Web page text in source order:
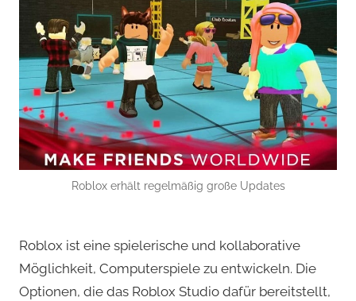
Roblox erhält regelmäßig große Updates
Roblox ist eine spielerische und kollaborative
Möglichkeit, Computerspiele zu entwickeln. Die
Optionen, die das Roblox Studio dafür bereitstellt,